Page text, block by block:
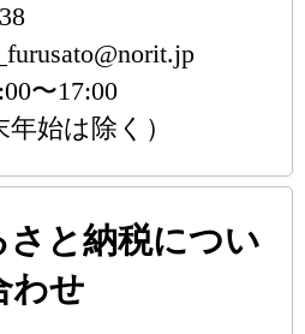
〜17:00
年始は除く）
と納税につい
わせ